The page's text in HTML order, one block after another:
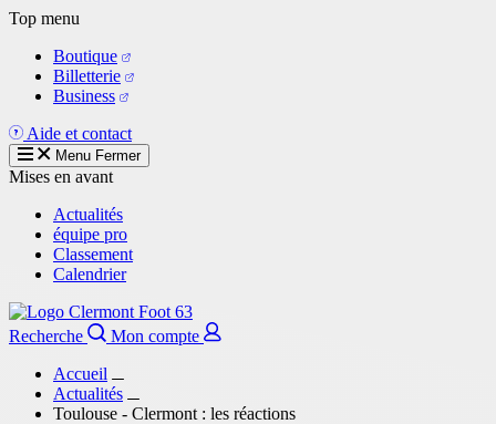
Aller
contenu
principal
Top menu
Boutique
Billetterie
Business
Aide et contact
Menu Fermer
Mises en avant
Actualités
équipe pro
Classement
Calendrier
Recherche
Mon compte
Accueil
Actualités
Toulouse - Clermont : les réactions